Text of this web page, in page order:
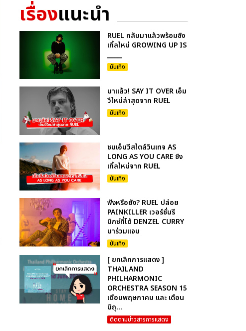
เรื่องแนะนำ
RUEL กลับมาแล้วพร้อมซิง
เกิ้ลใหม่ GROWING UP IS
_____
บันเทิง
มาแล้ว! SAY IT OVER เอ็ม
วีใหม่ล่าสุดจาก RUEL
บันเทิง
ชมเอ็มวีสไตล์วินเทจ AS
LONG AS YOU CARE ซิง
เกิ้ลใหม่จาก RUEL
บันเทิง
ฟังหรือยัง? RUEL ปล่อย
PAINKILLER เวอร์ชั่นรี
มิกซ์ที่ได้ DENZEL CURRY
มาร่วมแจม
บันเทิง
[ ยกเลิกการแสดง ]
THAILAND
PHILHARMONIC
ORCHESTRA SEASON 15
เดือนพฤษภาคม และ เดือน
มิถุ...
ติดตามข่าวสารการแสดง